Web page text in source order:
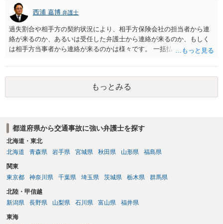
西浦 嘉博 弁護士
過失割合や相手方の契約状況により、相手方保険会社の担当者から連
絡が来るのか、あるいは受任した弁護士から連絡が来るのか、もしく
は相手方当事者から連絡が来るのかは様々です。 一括払いや分割払い
金の支払いにつき、分割払いに合意すれば、和解は可能です。 他方で
合意しなければ和解できないことになります。 今後の見通しを知る為
に、交渉の方向性につき、最寄りの法律事務所で相談だけでもされる
ことも検討ください。
もっとみる
都道府県から交通事故に強い弁護士を探す
北海道・東北
北海道
青森県 岩手県 宮城県 秋田県 山形県 福島県
関東
東京都
神奈川県 千葉県 埼玉県 茨城県 栃木県 群馬県
北陸・甲信越
新潟県
長野県 山梨県 石川県 富山県 福井県
東海